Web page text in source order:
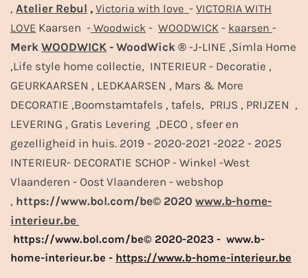
, Atelier Rebul , Victoria with love - VICTORIA WITH
LOVE Kaarsen - Woodwick - WOODWICK - kaarsen -
Merk WOODWICK - WoodWick ® -J-LINE ,Simla Home
,Life style home collectie, INTERIEUR - Decoratie ,
GEURKAARSEN , LEDKAARSEN , Mars & More
DECORATIE ,Boomstamtafels , tafels, PRIJS , PRIJZEN ,
LEVERING , Gratis Levering ,DECO , sfeer en
gezelligheid in huis. 2019 - 2020-2021 -2022 - 2025
INTERIEUR- DECORATIE SCHOP - Winkel -West
Vlaanderen - Oost Vlaanderen - webshop
, https://www.bol.com/be© 2020 www.b-home-
interieur.be
https://www.bol.com/be© 2020-2023 - www.b-
home-interieur.be - https://www.b-home-interieur.be